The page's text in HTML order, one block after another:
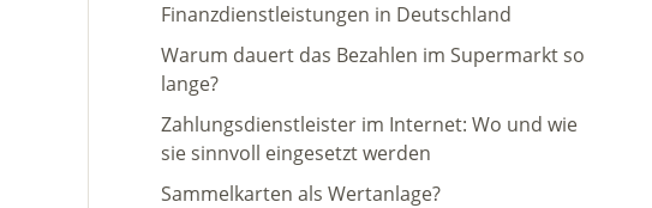
Finanzdienstleistungen in Deutschland
Warum dauert das Bezahlen im Supermarkt so
lange?
Zahlungsdienstleister im Internet: Wo und wie
sie sinnvoll eingesetzt werden
Sammelkarten als Wertanlage?